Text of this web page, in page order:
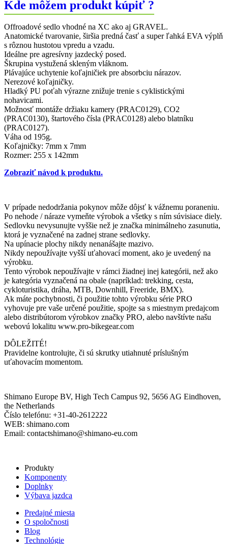
142
mm
Kde môžem produkt kúpiť ?
Offroadové sedlo vhodné na XC ako aj GRAVEL.
Anatomické tvarovanie, širšia predná časť a super ľahká EVA výplň
s rôznou hustotou vpredu a vzadu.
Ideálne pre agresívny jazdecký posed.
Škrupina vystužená skleným vláknom.
Plávajúce uchytenie koľajničiek pre absorbciu nárazov.
Nerezové koľajničky.
Hladký PU poťah výrazne znižuje trenie s cyklistickými
nohavicami.
Možnosť montáže držiaku kamery (PRAC0129), CO2
(PRAC0130), štartového čísla (PRAC0128) alebo blatníku
(PRAC0127).
Váha od 195g.
Koľajničky: 7mm x 7mm
Rozmer: 255 x 142mm
Zobraziť návod k produktu.
V prípade nedodržania pokynov môže dôjsť k vážnemu poraneniu.
Po nehode / náraze vymeňte výrobok a všetky s ním súvisiace diely.
Sedlovku nevysunujte vyššie než je značka minimálneho zasunutia,
ktorá je vyznačené na zadnej strane sedlovky.
Na upínacie plochy nikdy nenanášajte mazivo.
Nikdy nepoužívajte vyšší uťahovací moment, ako je uvedený na
výrobku.
Tento výrobok nepoužívajte v rámci žiadnej inej kategórii, než ako
je kategória vyznačená na obale (napríklad: trekking, cesta,
cykloturistika, dráha, MTB, Downhill, Freeride, BMX).
Ak máte pochybnosti, či použitie tohto výrobku série PRO
vyhovuje pre vaše určené použitie, spojte sa s miestnym predajcom
alebo distribútorom výrobkov značky PRO, alebo navštívte našu
webovú lokalitu www.pro-bikegear.com
DÔLEŽITÉ!
Pravidelne kontrolujte, či sú skrutky utiahnuté príslušným
uťahovacím momentom.
Shimano Europe BV, High Tech Campus 92, 5656 AG Eindhoven,
the Netherlands
Číslo telefónu: +31-40-2612222
WEB: shimano.com
Email: contactshimano@shimano-eu.com
Produkty
Komponenty
Doplnky
Výbava jazdca
Predajné miesta
O spoločnosti
Blog
Technológie